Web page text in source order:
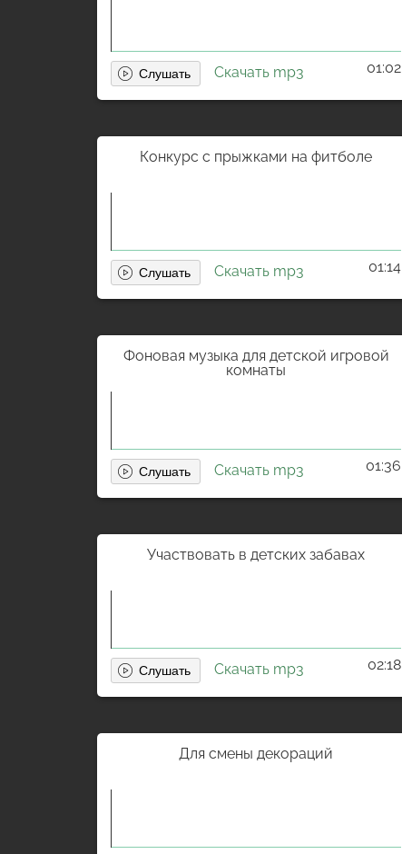
Скачать mp3 01:02
Конкурс с прыжками на фитболе
Скачать mp3 01:14
Фоновая музыка для детской игровой
комнаты
Скачать mp3 01:36
Участвовать в детских забавах
Скачать mp3 02:18
Для смены декораций